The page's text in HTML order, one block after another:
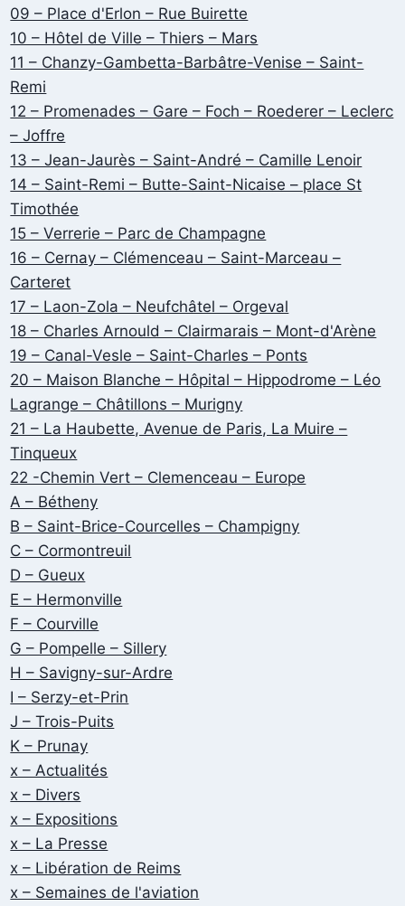
09 – Place d'Erlon – Rue Buirette
10 – Hôtel de Ville – Thiers – Mars
11 – Chanzy-Gambetta-Barbâtre-Venise – Saint-
Remi
12 – Promenades – Gare – Foch – Roederer – Leclerc
– Joffre
13 – Jean-Jaurès – Saint-André – Camille Lenoir
14 – Saint-Remi – Butte-Saint-Nicaise – place St
Timothée
15 – Verrerie – Parc de Champagne
16 – Cernay – Clémenceau – Saint-Marceau –
Carteret
17 – Laon-Zola – Neufchâtel – Orgeval
18 – Charles Arnould – Clairmarais – Mont-d'Arène
19 – Canal-Vesle – Saint-Charles – Ponts
20 – Maison Blanche – Hôpital – Hippodrome – Léo
Lagrange – Châtillons – Murigny
21 – La Haubette, Avenue de Paris, La Muire –
Tinqueux
22 -Chemin Vert – Clemenceau – Europe
A – Bétheny
B – Saint-Brice-Courcelles – Champigny
C – Cormontreuil
D – Gueux
E – Hermonville
F – Courville
G – Pompelle – Sillery
H – Savigny-sur-Ardre
I – Serzy-et-Prin
J – Trois-Puits
K – Prunay
x – Actualités
x – Divers
x – Expositions
x – La Presse
x – Libération de Reims
x – Semaines de l'aviation